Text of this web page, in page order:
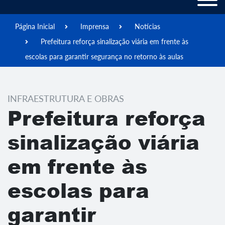
Página Inicial Imprensa
Notícias
Prefeitura reforça sinalização viária em frente às
escolas para garantir segurança no retorno às aulas
INFRAESTRUTURA E OBRAS
Prefeitura reforça
sinalização viária
em frente às
escolas para
garantir